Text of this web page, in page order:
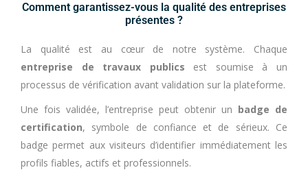
Comment garantissez-vous la qualité des entreprises
présentes ?
La qualité est au cœur de notre système. Chaque
entreprise de travaux publics est soumise à un
processus de vérification avant validation sur la plateforme.
Une fois validée, l’entreprise peut obtenir un badge de
certification, symbole de confiance et de sérieux. Ce
badge permet aux visiteurs d’identifier immédiatement les
profils fiables, actifs et professionnels.